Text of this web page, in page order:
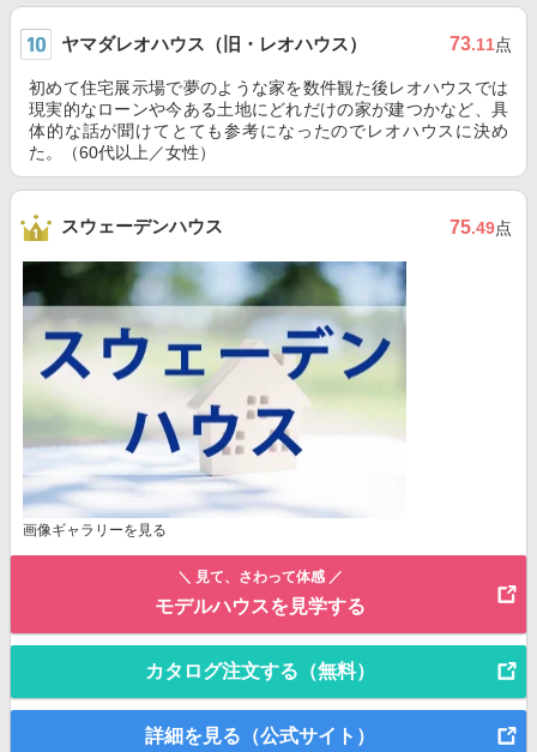
ヤマダレオハウス（旧・レオハウス） 73.11点
初めて住宅展示場で夢のような家を数件観た後レオハウスでは
現実的なローンや今ある土地にどれだけの家が建つかなど、具
体的な話が聞けてとても参考になったのでレオハウスに決め
た。（60代以上／女性）
スウェーデンハウス 75.49点
画像ギャラリーを見る
＼ 見て、さわって体感 ／
モデルハウスを見学する
カタログ注文する（無料）
詳細を見る（公式サイト）